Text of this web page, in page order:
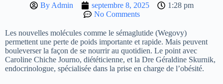
ByAdmin septembre 8, 2025
1:28 pm
No Comments
Les nouvelles molécules comme le sémaglutide (Wegovy)
permettent une perte de poids importante et rapide. Mais peuvent
bouleverser la façon de se nourrir au quotidien. Le point avec
Caroline Chiche Journo, diététicienne, et la Dre Géraldine Skurnik,
endocrinologue, spécialisée dans la prise en charge de l’obésité.